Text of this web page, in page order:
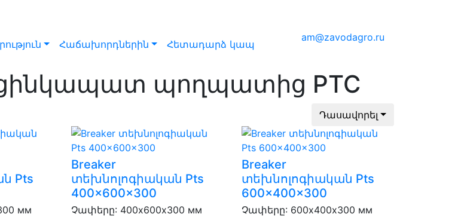
Հաճախորդներին Հետադարձ կապ
am@zavodagro.ru
ցինկապատ պողպատից PTC
Դասավորել
Pts
мм
Breaker
տեխնոլոգիական Pts
400x600x300
Չափերը: 400х600х300 мм
Breaker
տեխնոլոգիական Pts
600x400x300
Չափերը: 600х400х300 мм